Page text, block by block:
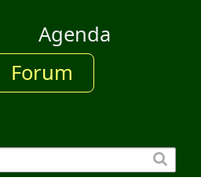
Agenda
Forum